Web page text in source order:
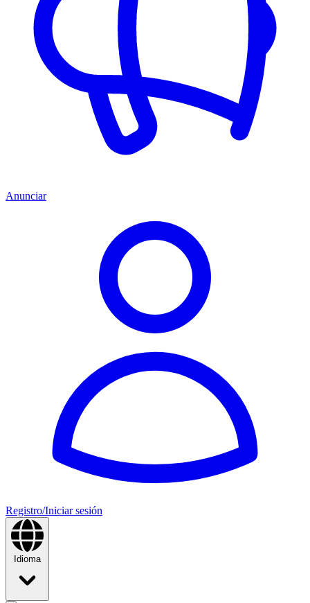
Anunciar
Registro/Iniciar sesión
Idioma